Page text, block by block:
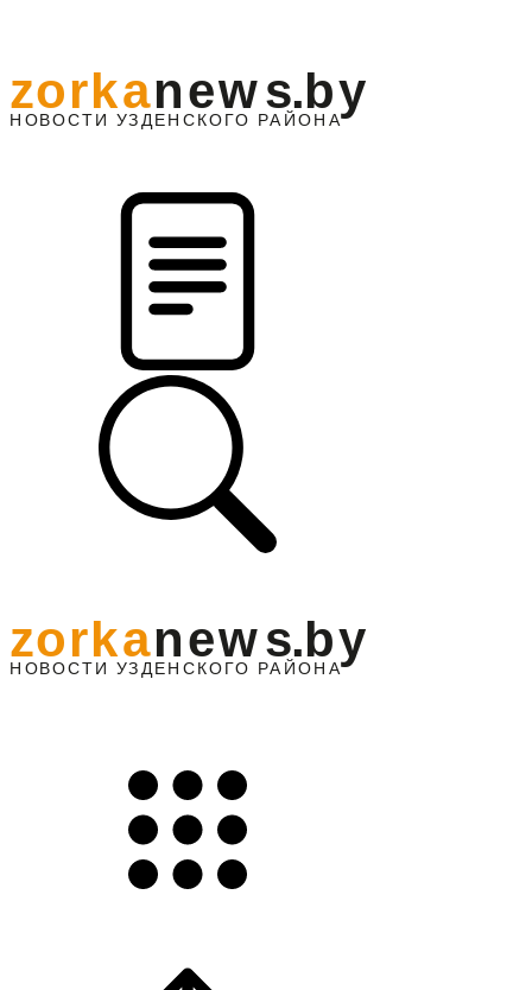
НО ВОСТИ УЗДЕНС КО ГО РАЙОНА
zorkanews.by